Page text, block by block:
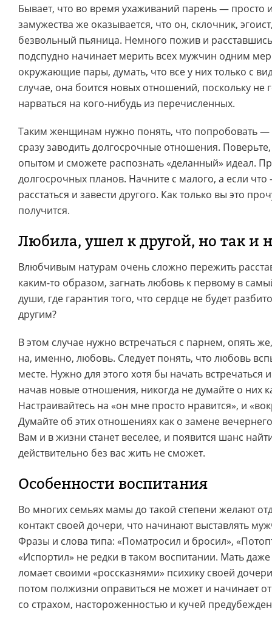
Бывает, что во время ухаживаний парень — просто
замужества же оказывается, что он, склочник,
безвольный пьяница. Немного пожив и
подспудно начинает мерить всех мужчин одним
окружающие пары, думать, что все у них только с
случае, она боится новых отношений, поскольку не
нарваться на кого-нибудь из перечисленных.
Таким женщинам нужно понять, что попробовать —
сразу заводить долгосрочные отношения.
опытом и сможете распознать «деланный» идеал.
долгосрочных планов. Начните с малого, а если
расстаться и завести другого. Как только вы это
получится.
Любила, ушел к другой, но так и
Влюбчивым натурам очень сложно пережить
каким-то образом, загнать любовь к первому в
души, где гарантия того, что сердце не будет
другим?
В этом случае нужно встречаться с парнем, опять
на, именно, любовь. Следует понять, что любовь
месте. Нужно для этого хотя бы начать встречаться
начав новые отношения, никогда не думайте о них
Настраивайтесь на «он мне просто нравится», и
Думайте об этих отношениях как о замене
Вам и в жизни станет веселее, и появится шанс
действительно без вас жить не сможет.
Особенности воспитания
Во многих семьях мамы до такой степени желают
контакт своей дочери, что начинают выставлять
Фразы и слова типа: «Поматросил и бросил»,
«Испортил» не редки в таком воспитании. Мать
ломает своими «россказнями» психику своей
потом полжизни оправиться не может и начинает
со страхом, настороженностью и кучей